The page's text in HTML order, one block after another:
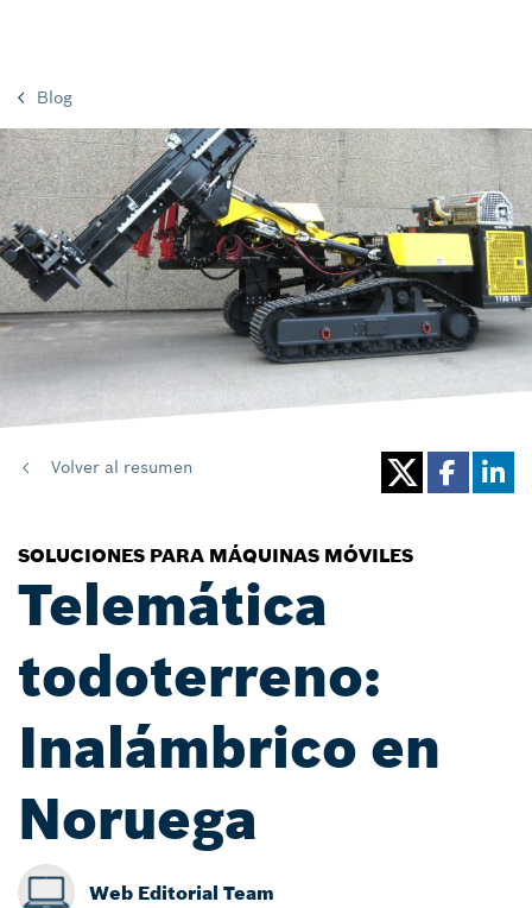
Blog
Volver al resumen
SOLUCIONES PARA MÁQUINAS MÓVILES
Telemática
todoterreno:
Inalámbrico en
Noruega
Web Editorial Team